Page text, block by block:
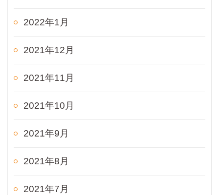
2022年1月
2021年12月
2021年11月
2021年10月
2021年9月
2021年8月
2021年7月